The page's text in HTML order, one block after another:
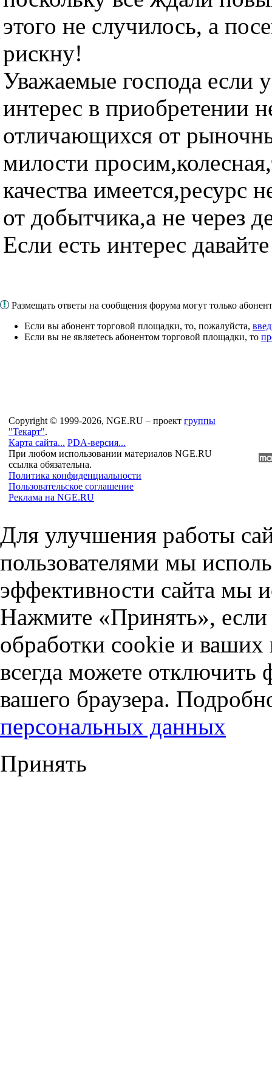
этого не случилось, а
рискну!
Уважаемые господа если
интерес в приобретении
отличающихся от
милости
качества имеется,ресурс
от добытчика,а не через
Если есть интерес
Размещать ответы на сообщения форума могут только
Если вы абонент торговой площадки, то, пожалуйста,
Если вы не являетесь абонентом торговой площадки, то
Copyright © 1999-2026, NGE.RU – проект группы
"Текарт".
Карта сайта... PDA-версия...
При любом использовании материалов NGE.RU
ссылка обязательна.
Политика конфиденциальности
Пользовательское соглашение
Реклама на NGE.RU
Для улучшения работы
пользователями мы
эффективности сайта мы
Нажмите «Принять», если
обработки cookie и
всегда можете отключить
вашего браузера.
персональных данных
Принять